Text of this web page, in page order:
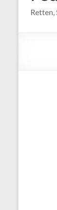
Retten,